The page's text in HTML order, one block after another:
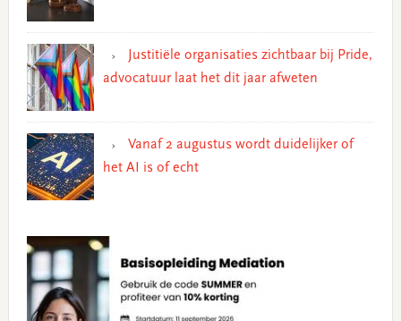
Justitiële organisaties zichtbaar bij Pride,
advocatuur laat het dit jaar afweten
Vanaf 2 augustus wordt duidelijker of
het AI is of echt